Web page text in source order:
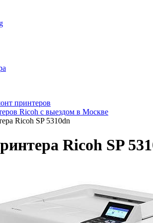
принтеров
Ricoh с выездом в Москве
Ricoh SP 5310dn
Ricoh SP